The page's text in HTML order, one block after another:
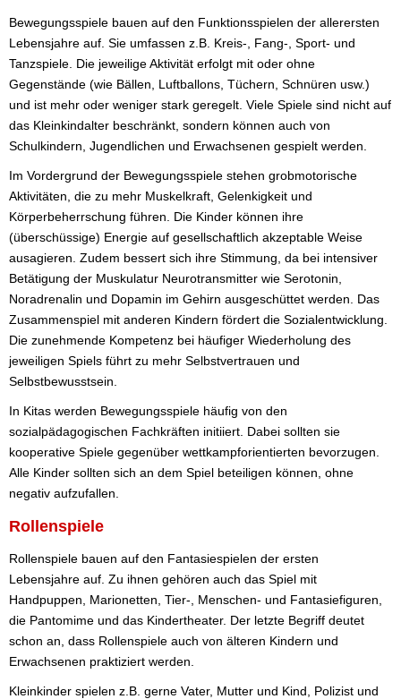
Bewegungsspiele bauen auf den Funktionsspielen der allerersten
Lebensjahre auf. Sie umfassen z.B. Kreis-, Fang-, Sport- und
Tanzspiele. Die jeweilige Aktivität erfolgt mit oder ohne
Gegenstände (wie Bällen, Luftballons, Tüchern, Schnüren usw.)
und ist mehr oder weniger stark geregelt. Viele Spiele sind nicht auf
das Kleinkindalter beschränkt, sondern können auch von
Schulkindern, Jugendlichen und Erwachsenen gespielt werden.
Im Vordergrund der Bewegungsspiele stehen grobmotorische
Aktivitäten, die zu mehr Muskelkraft, Gelenkigkeit und
Körperbeherrschung führen. Die Kinder können ihre
(überschüssige) Energie auf gesellschaftlich akzeptable Weise
ausagieren. Zudem bessert sich ihre Stimmung, da bei intensiver
Betätigung der Muskulatur Neurotransmitter wie Serotonin,
Noradrenalin und Dopamin im Gehirn ausgeschüttet werden. Das
Zusammenspiel mit anderen Kindern fördert die Sozialentwicklung.
Die zunehmende Kompetenz bei häufiger Wiederholung des
jeweiligen Spiels führt zu mehr Selbstvertrauen und
Selbstbewusstsein.
In Kitas werden Bewegungsspiele häufig von den
sozialpädagogischen Fachkräften initiiert. Dabei sollten sie
kooperative Spiele gegenüber wettkampforientierten bevorzugen.
Alle Kinder sollten sich an dem Spiel beteiligen können, ohne
negativ aufzufallen.
Rollenspiele
Rollenspiele bauen auf den Fantasiespielen der ersten
Lebensjahre auf. Zu ihnen gehören auch das Spiel mit
Handpuppen, Marionetten, Tier-, Menschen- und Fantasiefiguren,
die Pantomime und das Kindertheater. Der letzte Begriff deutet
schon an, dass Rollenspiele auch von älteren Kindern und
Erwachsenen praktiziert werden.
Kleinkinder spielen z.B. gerne Vater, Mutter und Kind, Polizist und